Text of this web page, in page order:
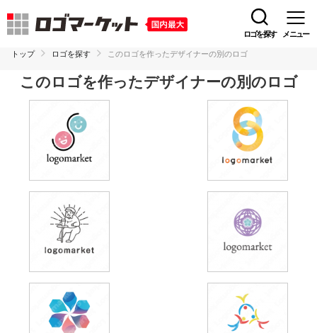
ロゴを探す メニュー
トップ ロゴを探す このロゴを作ったデザイナーの別のロゴ
このロゴを作ったデザイナーの別のロゴ